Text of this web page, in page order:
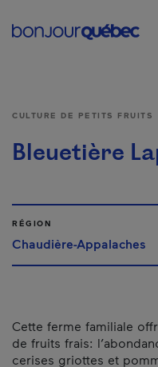
CULTURE DE PETITS FRUITS
Bleuetière
RÉGION
Chaudière-Appalaches
Cette ferme familiale
de fruits frais:
cerises griottes et